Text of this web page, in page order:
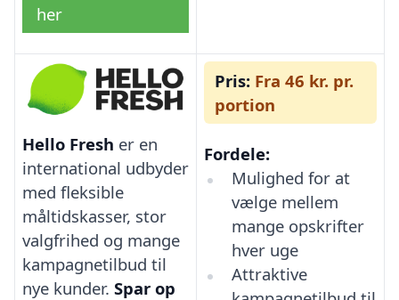
her
Hello Fresh er en
international udbyder
med fleksible
måltidskasser, stor
valgfrihed og mange
kampagnetilbud til
nye kunder. Spar op
Pris: Fra 46 kr. pr.
portion
Fordele:
Mulighed for at
vælge mellem
mange opskrifter
hver uge
Attraktive